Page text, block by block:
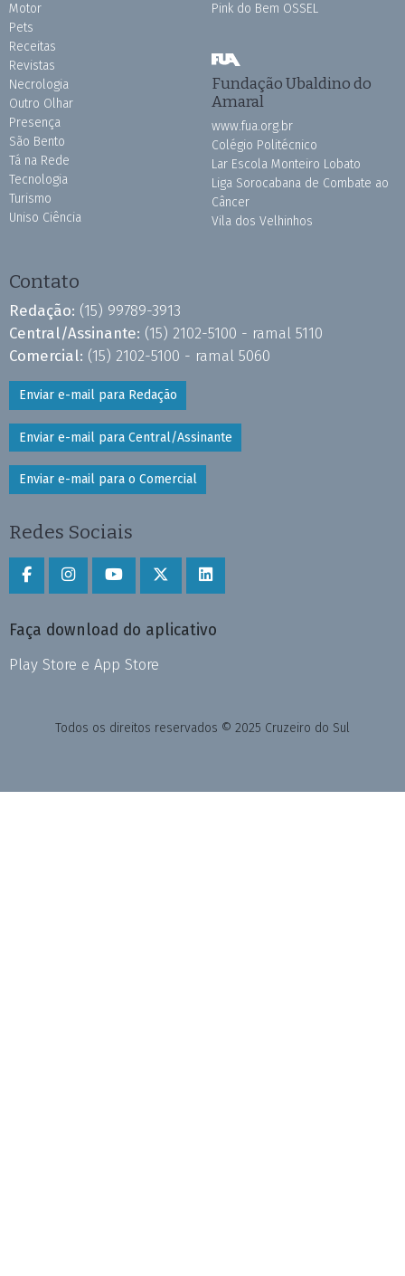
Motor
Pets
Receitas
Revistas
Necrologia
Outro Olhar
Presença
São Bento
Tá na Rede
Tecnologia
Turismo
Uniso Ciência
Pink do Bem OSSEL
Fundação Ubaldino do
Amaral
www.fua.org.br
Colégio Politécnico
Lar Escola Monteiro Lobato
Liga Sorocabana de Combate ao
Câncer
Vila dos Velhinhos
Contato
Redação: (15) 99789-3913
Central/Assinante: (15) 2102-5100 - ramal 5110
Comercial: (15) 2102-5100 - ramal 5060
Enviar e-mail para Redação
Enviar e-mail para Central/Assinante
Enviar e-mail para o Comercial
Redes Sociais
Faça download do aplicativo
Play Store e App Store
Todos os direitos reservados © 2025 Cruzeiro do Sul